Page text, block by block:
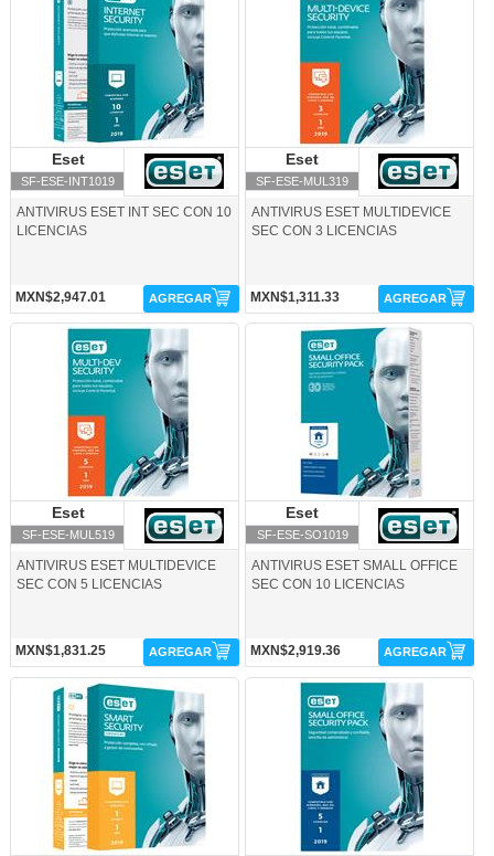
Eset
SF-ESE-INT1019
Eset
ANTIVIRUS ESET INT SEC CON 10
LICENCIAS
MXN$2,947.01 AGREGAR
Eset
SF-ESE-MUL319
Eset
ANTIVIRUS ESET MULTIDEVICE
SEC CON 3 LICENCIAS
MXN$1,311.33 AGREGAR
SF-ESE-MUL519-Eset
Eset
SF-ESE-MUL519
Eset
ANTIVIRUS ESET MULTIDEVICE
SEC CON 5 LICENCIAS
MXN$1,831.25 AGREGAR
SF-ESE-SO1019-Eset
Eset
SF-ESE-SO1019
Eset
ANTIVIRUS ESET SMALL OFFICE
SEC CON 10 LICENCIAS
MXN$2,919.36 AGREGAR
SF-ESE-SO119-Eset SF-ESE-SO519-Eset